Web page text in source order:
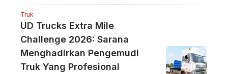
Truk
UD Trucks Extra Mile
Challenge 2026: Sarana
Menghadirkan Pengemudi
Truk Yang Profesional